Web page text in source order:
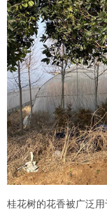
桂花树的花香被广泛